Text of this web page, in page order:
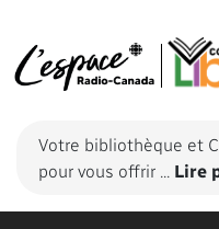
Votre bibliothèque et
pour vous offrir ... Lire